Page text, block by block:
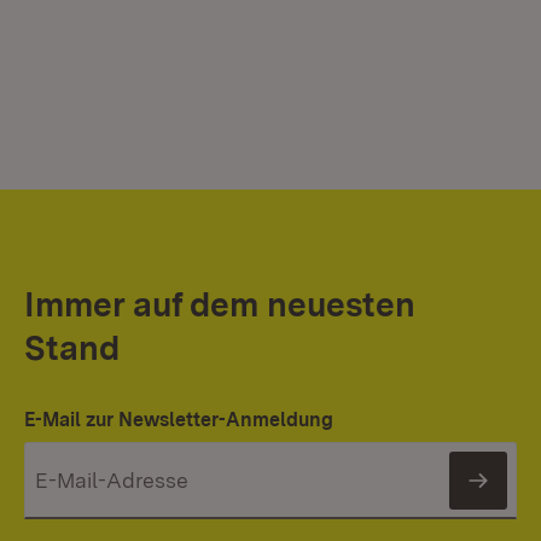
Immer auf dem neuesten
Stand
E-Mail zur Newsletter-Anmeldung